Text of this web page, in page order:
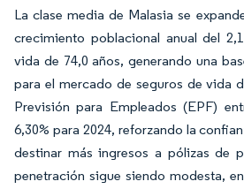
La clase media de Malasia se
crecimiento poblacional anual del
vida de 74,0 años, generando una
para el mercado de seguros de vida
Previsión para Empleados (EPF)
6,30% para 2024, reforzando la
destinar más ingresos a pólizas de
penetración sigue siendo modesta,